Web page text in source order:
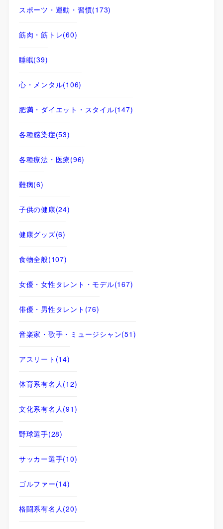
スポーツ・運動・習慣(173)
筋肉・筋トレ(60)
睡眠(39)
心・メンタル(106)
肥満・ダイエット・スタイル(147)
各種感染症(53)
各種療法・医療(96)
難病(6)
子供の健康(24)
健康グッズ(6)
食物全般(107)
女優・女性タレント・モデル(167)
俳優・男性タレント (76)
音楽家・歌手・ミュージシャン(51)
アスリート (14)
体育系有名人 (12)
文化系有名人 (91)
野球選手(28)
サッカー選手(10)
ゴルファー(14)
格闘系有名人 (20)